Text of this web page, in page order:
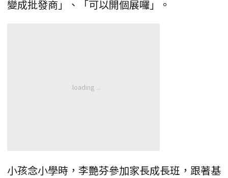
變成批發商」、「可以開個展囉」。
小孩念小學時，李艷芬參加家長成長班，跟著基